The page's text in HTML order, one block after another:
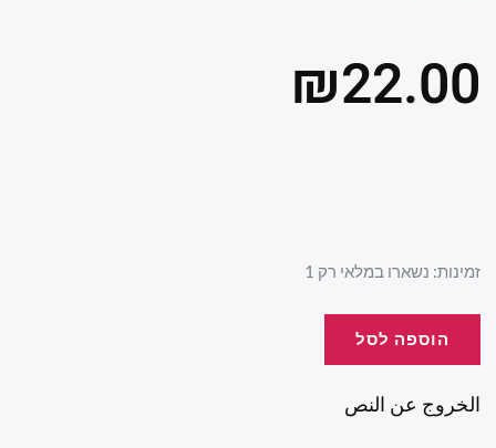
₪22.00
זמינות: נשארו במלאי רק 1
כמות
הוספה לסל
الخروج عن النص